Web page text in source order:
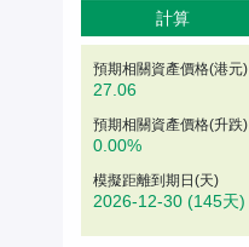
計算
預期相關資產價格(港元)
27.06
預期相關資產價格(升跌)
0.00%
模擬距離到期日(天)
2026-12-30 (145天)